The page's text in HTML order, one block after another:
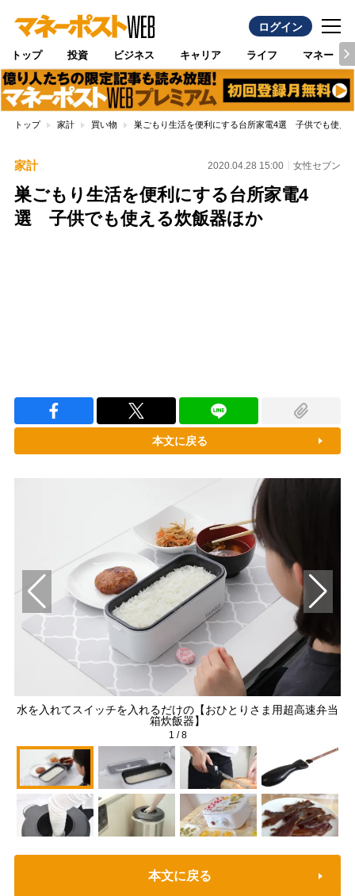
ログイン
トップ 投資 ビジネス キャリア ライフ マネー
トップ 家計 買い物 巣ごもり生活を便利にする台所家電4選 子供でも使え
家計 2020.04.28 15:00 女性セブン
巣ごもり生活を便利にする台所家電4
選 子供でも使える炊飯器ほか
本文に戻る
水を入れてスイッチを入れるだけの【おひとりさま用超高速弁当
箱炊飯器】
1 /8
本文に戻る